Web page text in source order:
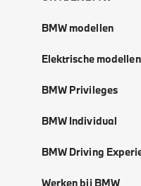
BMW modellen
Elektrische modellen
BMW Privileges
BMW Individual
BMW Driving
Werken bij BMW